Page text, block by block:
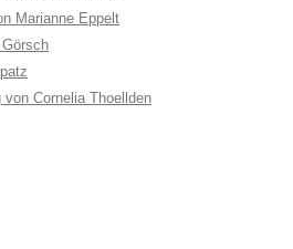
Marianne Eppelt
Cornelia Thoellden